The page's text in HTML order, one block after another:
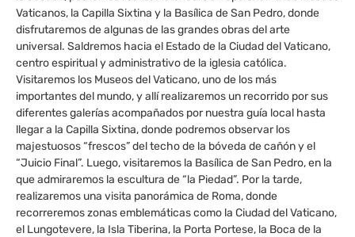
Vaticanos, la Capilla Sixtina y la Basílica de San Pedro, donde
disfrutaremos de algunas de las grandes obras del arte
universal. Saldremos hacia el Estado de la Ciudad del Vaticano,
centro espiritual y administrativo de la iglesia católica.
Visitaremos los Museos del Vaticano, uno de los más
importantes del mundo, y allí realizaremos un recorrido por sus
diferentes galerías acompañados por nuestra guía local hasta
llegar a la Capilla Sixtina, donde podremos observar los
majestuosos “frescos” del techo de la bóveda de cañón y el
“Juicio Final”. Luego, visitaremos la Basílica de San Pedro, en la
que admiraremos la escultura de “la Piedad”. Por la tarde,
realizaremos una visita panorámica de Roma, donde
recorreremos zonas emblemáticas como la Ciudad del Vaticano,
el Lungotevere, la Isla Tiberina, la Porta Portese, la Boca de la